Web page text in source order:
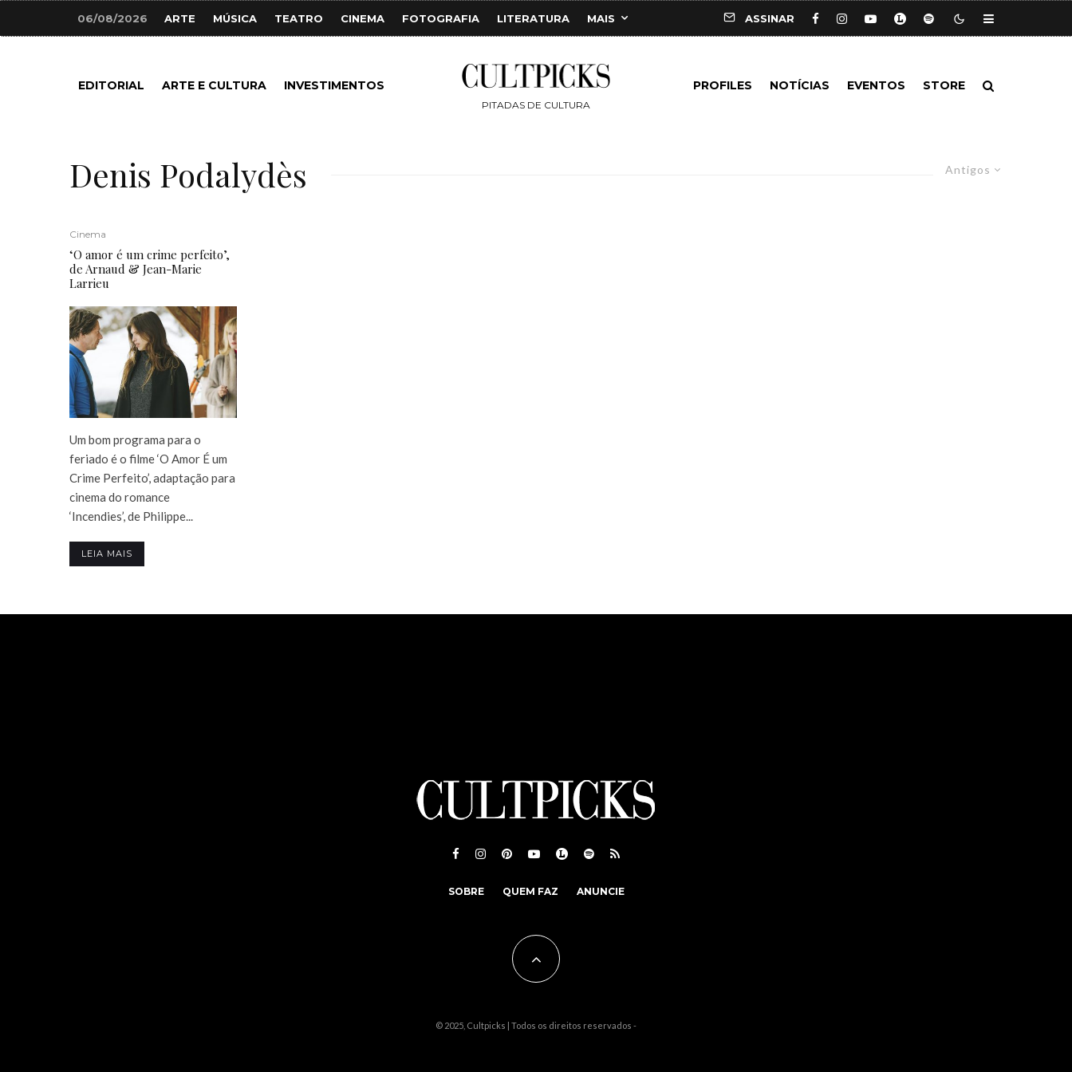
06/08/2026 ARTE MÚSICA TEATRO CINEMA FOTOGRAFIA LITERATURA MAIS ASSINAR
EDITORIAL ARTE E CULTURA INVESTIMENTOS
PITADAS DE CULTURA
PROFILES NOTÍCIAS EVENTOS STORE
Antigos
Denis Podalydès
Cinema
‘O amor é um crime perfeito’,
de Arnaud & Jean-Marie
Larrieu
Um bom programa para o
feriado é o filme ‘O Amor É um
Crime Perfeito’, adaptação para
cinema do romance
‘Incendies’, de Philippe...
LEIA MAIS
SOBRE QUEM FAZ ANUNCIE
© 2025, Cultpicks | Todos os direitos reservados -